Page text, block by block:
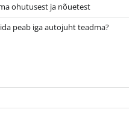
ohutusest ja nõuetest
peab iga autojuht teadma?